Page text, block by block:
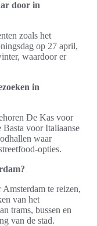
door in
zoals het
op 27 april,
waardoor er
in
De Kas voor
Basta voor Italiaanse
waar
opties.
te reizen,
van het
trams, bussen en
van de stad.